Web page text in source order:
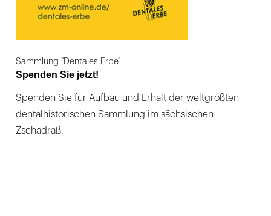
Sammlung "Dentales Erbe"
Spenden Sie jetzt!
Spenden Sie für Aufbau und Erhalt der weltgrößten
dentalhistorischen Sammlung im sächsischen
Zschadraß.